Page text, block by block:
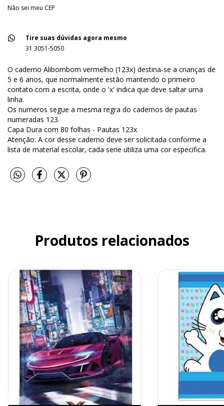
Não sei meu CEP
Tire suas dúvidas agora mesmo
31 3051-5050
O caderno Alibombom vermelho (123x) destina-se a crianças de
5 e 6 anos, que normalmente estão mantendo o primeiro
contato com a escrita, onde o 'x' indica que deve saltar uma
linha.
Os numeros segue a mesma regra do cadernos de pautas
numeradas 123.
Capa Dura com 80 folhas - Pautas 123x
Atenção: A cor desse caderno deve ser solicitada conforme a
lista de material escolar, cada serie utiliza uma cor especifica.
Produtos relacionados